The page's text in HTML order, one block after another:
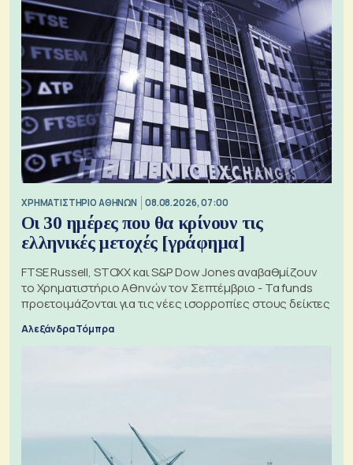
XΡΗΜΑΤΙΣΤΗΡΙΟ ΑΘΗΝΩΝ 08.08.2026, 07:00
Οι 30 ημέρες που θα κρίνουν τις
ελληνικές μετοχές [γράφημα]
FTSE Russell, STOXX και S&P Dow Jones αναβαθμίζουν
το Χρηματιστήριο Αθηνών τον Σεπτέμβριο - Τα funds
προετοιμάζονται για τις νέες ισορροπίες στους δείκτες
Αλεξάνδρα Τόμπρα